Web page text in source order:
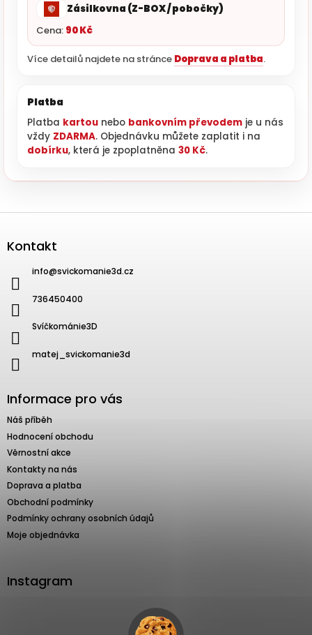
Zásilkovna (Z-BOX / pobočky)
Cena: 90 Kč
Více detailů najdete na stránce Doprava a platba.
Platba
Platba kartou nebo bankovním převodem je u nás
vždy ZDARMA. Objednávku můžete zaplatit i na
dobírku, která je zpoplatněna 30 Kč.
Kontakt
info@svickomanie3d.cz
736450400
Svíčkománie3D
matej_svickomanie3d
Informace pro vás
Náš příběh
Hodnocení obchodu
Věrnostní akce
Kontakty na nás
Doprava a platba
Obchodní podmínky
Podmínky ochrany osobních údajů
Moje objednávka
Instagram